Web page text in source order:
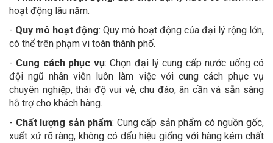
hoạt động lâu năm.
- Quy mô hoạt động: Quy mô hoạt động của đại lý rộng lớn,
có thể trên phạm vi toàn thành phố.
- Cung cách phục vụ: Chọn đại lý cung cấp nước uống có
đội ngũ nhân viên luôn làm việc với cung cách phục vụ
chuyên nghiệp, thái độ vui vẻ, chu đáo, ân cần và sẵn sàng
hỗ trợ cho khách hàng.
- Chất lượng sản phẩm: Cung cấp sản phẩm có nguồn gốc,
xuất xứ rõ ràng, không có dấu hiệu giống với hàng kém chất